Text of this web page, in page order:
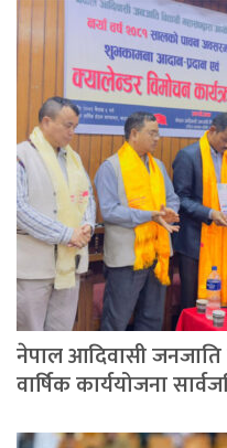
नेपाल आदिवासी जनजाति
वार्षिक कार्ययोजना